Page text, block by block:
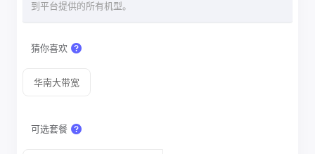
到平台提供的所有机型。
猜你喜欢
华南大带宽
可选套餐